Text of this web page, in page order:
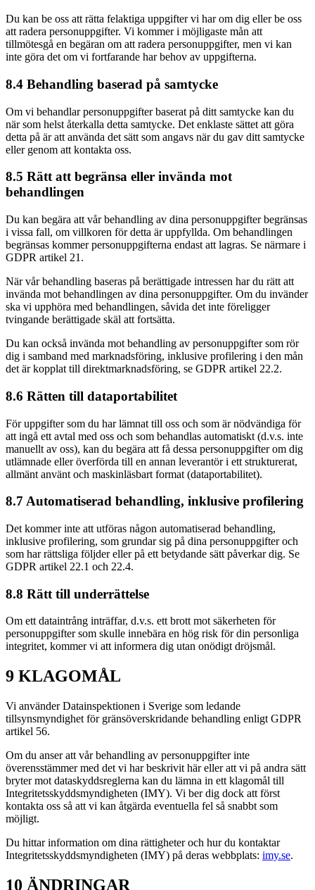
Du kan be oss att rätta felaktiga uppgifter vi har om dig eller be oss
att radera personuppgifter. Vi kommer i möjligaste mån att
tillmötesgå en begäran om att radera personuppgifter, men vi kan
inte göra det om vi fortfarande har behov av uppgifterna.
8.4 Behandling baserad på samtycke
Om vi behandlar personuppgifter baserat på ditt samtycke kan du
när som helst återkalla detta samtycke. Det enklaste sättet att göra
detta på är att använda det sätt som angavs när du gav ditt samtycke
eller genom att kontakta oss.
8.5 Rätt att begränsa eller invända mot
behandlingen
Du kan begära att vår behandling av dina personuppgifter begränsas
i vissa fall, om villkoren för detta är uppfyllda. Om behandlingen
begränsas kommer personuppgifterna endast att lagras. Se närmare i
GDPR artikel 21.
När vår behandling baseras på berättigade intressen har du rätt att
invända mot behandlingen av dina personuppgifter. Om du invänder
ska vi upphöra med behandlingen, såvida det inte föreligger
tvingande berättigade skäl att fortsätta.
Du kan också invända mot behandling av personuppgifter som rör
dig i samband med marknadsföring, inklusive profilering i den mån
det är kopplat till direktmarknadsföring, se GDPR artikel 22.2.
8.6 Rätten till dataportabilitet
För uppgifter som du har lämnat till oss och som är nödvändiga för
att ingå ett avtal med oss och som behandlas automatiskt (d.v.s. inte
manuellt av oss), kan du begära att få dessa personuppgifter om dig
utlämnade eller överförda till en annan leverantör i ett strukturerat,
allmänt använt och maskinläsbart format (dataportabilitet).
8.7 Automatiserad behandling, inklusive profilering
Det kommer inte att utföras någon automatiserad behandling,
inklusive profilering, som grundar sig på dina personuppgifter och
som har rättsliga följder eller på ett betydande sätt påverkar dig. Se
GDPR artikel 22.1 och 22.4.
8.8 Rätt till underrättelse
Om ett dataintrång inträffar, d.v.s. ett brott mot säkerheten för
personuppgifter som skulle innebära en hög risk för din personliga
integritet, kommer vi att informera dig utan onödigt dröjsmål.
9 KLAGOMÅL
Vi använder Datainspektionen i Sverige som ledande
tillsynsmyndighet för gränsöverskridande behandling enligt GDPR
artikel 56.
Om du anser att vår behandling av personuppgifter inte
överensstämmer med det vi har beskrivit här eller att vi på andra sätt
bryter mot dataskyddsreglerna kan du lämna in ett klagomål till
Integritetsskyddsmyndigheten (IMY). Vi ber dig dock att först
kontakta oss så att vi kan åtgärda eventuella fel så snabbt som
möjligt.
Du hittar information om dina rättigheter och hur du kontaktar
Integritetsskyddsmyndigheten (IMY) på deras webbplats: imy.se.
10 ÄNDRINGAR